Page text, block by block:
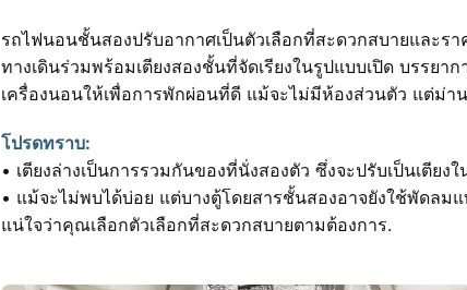
รถไฟนอนชั้นสองปรับอากาศเป็นตัวเลือกที่สะดวกสบายและร
ทางเดินร่วมพร้อมเตียงสองชั้นที่จัดเรียงในรูปแบบเปิด บรรย
เครื่องนอนให้เพื่อการพักผ่อนที่ดี แม้จะไม่มีห้องส่วนตัว แต่ม่า
โปรดทราบ:
• เตียงล่างเป็นการรวมกันของที่นั่งสองตัว ซึ่งจะปรับเป็นเตีย
• แม้จะไม่พบได้บ่อย แต่บางตู้โดยสารชั้นสองอาจยังใช้พัดลม
แน่ใจว่าคุณเลือกตัวเลือกที่สะดวกสบายตามต้องการ.